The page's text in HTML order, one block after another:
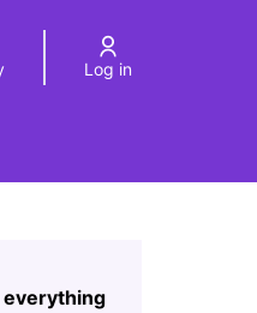
Log in
everything